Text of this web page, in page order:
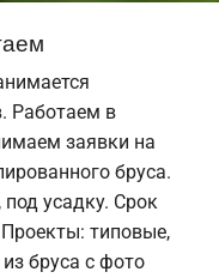
Работаем в
заявки на
бруса.
усадку. Срок
типовые,
бруса с фото